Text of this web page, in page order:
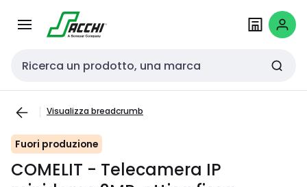
navigazionecontenuto
Cerca input
Visualizza breadcrumb
Fuori produzione
COMELIT - Telecamera IP